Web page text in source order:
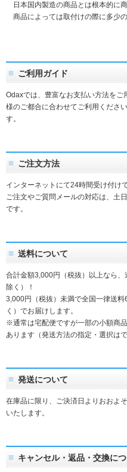
日本国内製造の商品とは根本的に
商品によっては取付けの際に多少
ご利用ガイド
Odaxでは、豊富なお支払い方法を
様のご都合に合わせてご利用くださ
す。
ご注文方法
インターネットにて24時間受け付け
ご注文やご質問メールの対応は、土
です。
送料について
合計金額3,000円（税抜）以上なら
除く）！
3,000円（税抜）未満で全国一律送
く）でお届けします。
※通常は宅配便ですが一部の小額商
あります（発送方法の指定・選択は
発送について
在庫品に限り、ご決済日よりおおよ
いたします。
キャンセル・返品・交換に